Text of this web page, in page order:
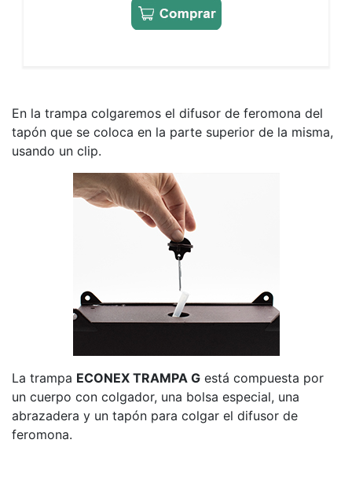
En la trampa colgaremos el difusor de feromona del
tapón que se coloca en la parte superior de la misma,
usando un clip.
La trampa ECONEX TRAMPA G está compuesta por
un cuerpo con colgador, una bolsa especial, una
abrazadera y un tapón para colgar el difusor de
feromona.